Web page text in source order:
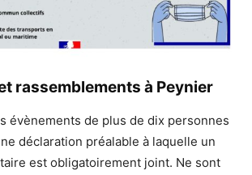
rassemblements à Peynier
évènements de plus de dix personnes
déclaration préalable à laquelle un
est obligatoirement joint. Ne sont